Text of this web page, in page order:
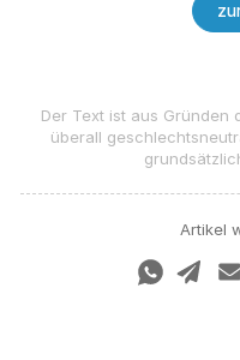
Der Text ist aus Gründen
überall
Artikel